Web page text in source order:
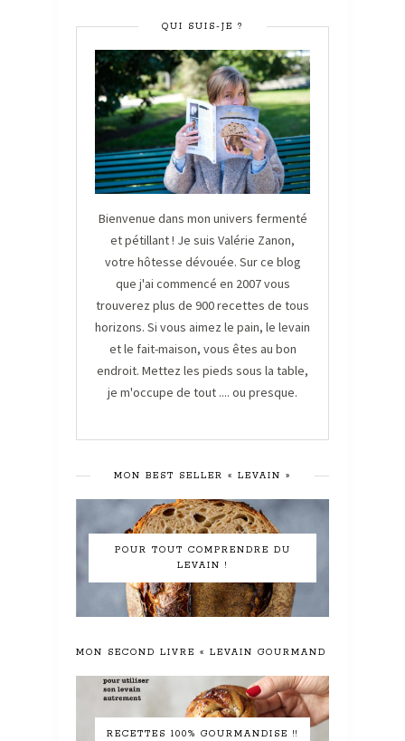
QUI SUIS-JE ?
Bienvenue dans mon univers fermenté
et pétillant ! Je suis Valérie Zanon,
votre hôtesse dévouée. Sur ce blog
que j'ai commencé en 2007 vous
trouverez plus de 900 recettes de tous
horizons. Si vous aimez le pain, le levain
et le fait-maison, vous êtes au bon
endroit. Mettez les pieds sous la table,
je m'occupe de tout .... ou presque.
MON BEST SELLER « LEVAIN »
POUR TOUT COMPRENDRE DU
LEVAIN !
MON SECOND LIVRE « LEVAIN GOURMAND »
RECETTES 100% GOURMANDISE !!